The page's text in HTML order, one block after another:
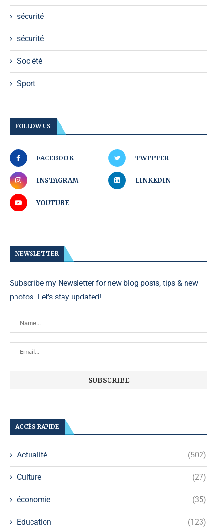
sécurité
sécurité
Société
Sport
FOLLOW US
FACEBOOK TWITTER
INSTAGRAM LINKEDIN
YOUTUBE
NEWSLETTER
Subscribe my Newsletter for new blog posts, tips & new
photos. Let's stay updated!
ACCÈS RAPIDE
Actualité (502)
Culture (27)
économie (35)
Education (123)